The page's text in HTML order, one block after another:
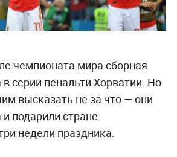
чемпионата мира сборная
в серии пенальти Хорватии. Но
высказать не за что — они
подарили стране
недели праздника.